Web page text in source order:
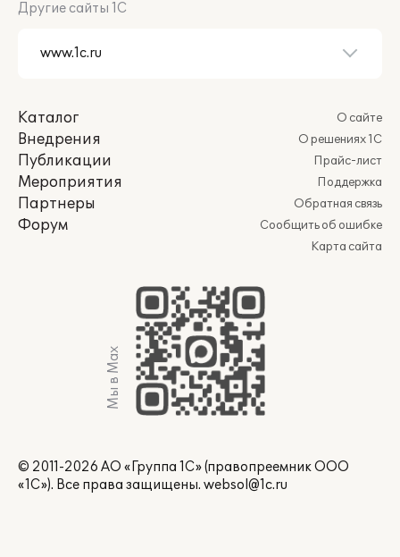
Другие сайты 1С
Каталог
Внедрения
Публикации
Мероприятия
Партнеры
Форум
О сайте
О решениях 1С
Прайс-лист
Поддержка
Обратная связь
Сообщить об ошибке
Карта сайта
Мы в Max
© 2011-2026 АО «Группа 1С» (правопреемник ООО
«1С»). Все права защищены. websol@1c.ru